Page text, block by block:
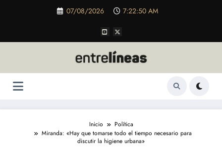
07/08/2026 7:22:51 AM
Inicio
Política
Miranda: «Hay que tomarse todo el tiempo necesario para
discutir la higiene urbana»